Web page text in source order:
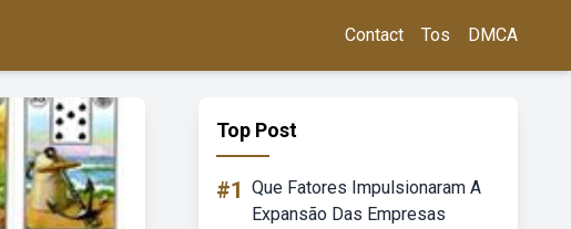
Contact Tos DMCA
Top Post
#1 Que Fatores Impulsionaram A
Expansão Das Empresas